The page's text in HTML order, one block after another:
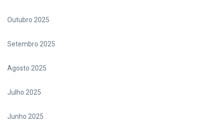
Outubro 2025
Setembro 2025
Agosto 2025
Julho 2025
Junho 2025